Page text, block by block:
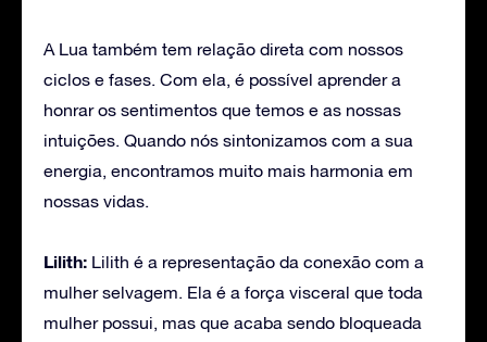
A Lua também tem relação direta com nossos
ciclos e fases. Com ela, é possível aprender a
honrar os sentimentos que temos e as nossas
intuições. Quando nós sintonizamos com a sua
energia, encontramos muito mais harmonia em
nossas vidas.
Lilith: Lilith é a representação da conexão com a
mulher selvagem. Ela é a força visceral que toda
mulher possui, mas que acaba sendo bloqueada